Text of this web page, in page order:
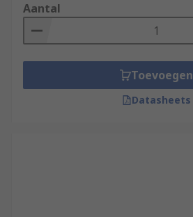
Aantal
Toevoegen
Datasheets